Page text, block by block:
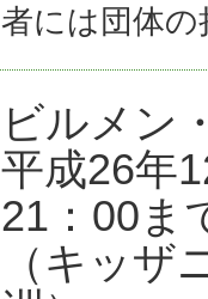
者には団体
ビルメン
平成26年
21：00ま
（キッザ